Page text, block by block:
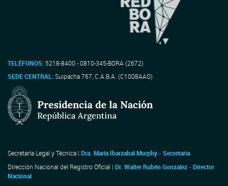
TELÉFONOS: 5218-8400 - 0810-345-BORA (2672)
SEDE CENTRAL:Suipacha 767, C.A.B.A. (C1008AAO)
Secretaría Legal y Técnica | Dra. María Ibarzabal Murphy - Secretaria
Dirección Nacional del Registro Oficial | Dr. Walter Rubén Gonzalez - Director
Nacional